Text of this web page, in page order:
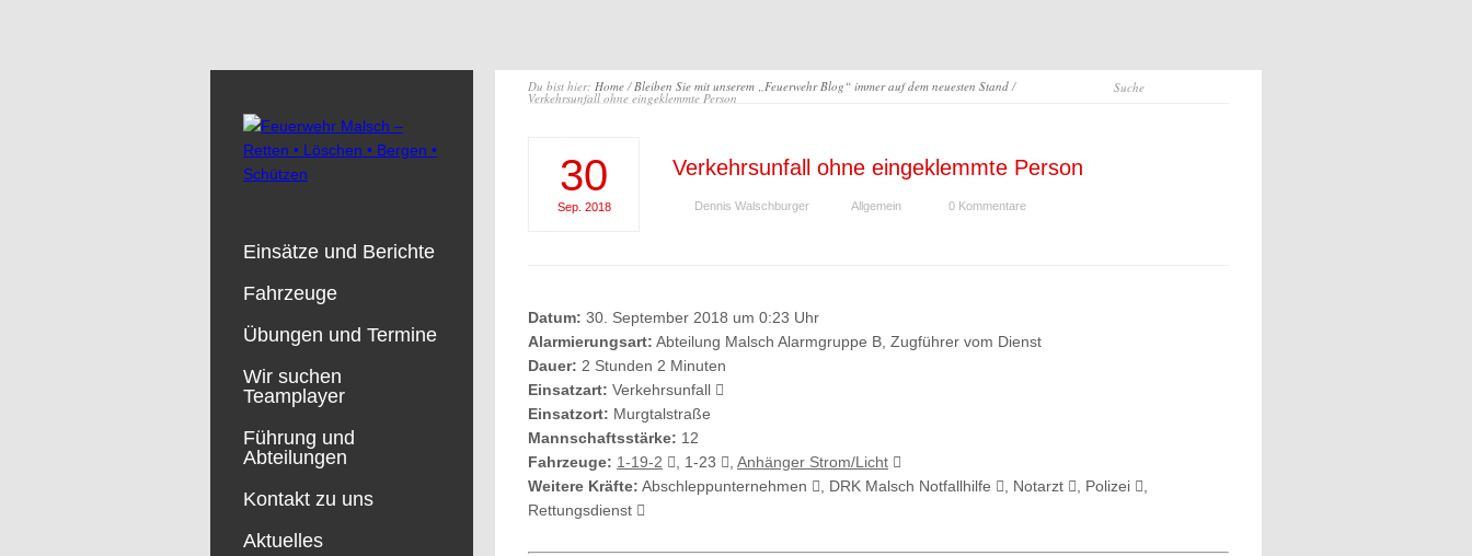
Du bist hier: Home/Bleiben Sie mit unserem „Feuerwehr Blog“ immer auf dem neuesten Stand/
Verkehrsunfall ohne eingeklemmte Person
30
Sep. 2018
Verkehrsunfall ohne eingeklemmte Person
Dennis Walschburger Allgemein 0 Kommentare
Datum: 30. September 2018 um 0:23 Uhr
Alarmierungsart: Abteilung Malsch Alarmgruppe B, Zugführer vom Dienst
Dauer: 2 Stunden 2 Minuten
Einsatzart: Verkehrsunfall
Einsatzort: Murgtalstraße
Mannschaftsstärke: 12
Fahrzeuge: 1-19-2 , 1-23
Anhänger Strom/Licht
Weitere Kräfte: Abschleppunternehmen , DRK Malsch Notfallhilfe , Notarzt , Polizei
Rettungsdienst
Einsätze und Berichte
Fahrzeuge
Übungen und Termine
Wir suchen
Teamplayer
Führung und
Abteilungen
Kontakt zu uns
Aktuelles